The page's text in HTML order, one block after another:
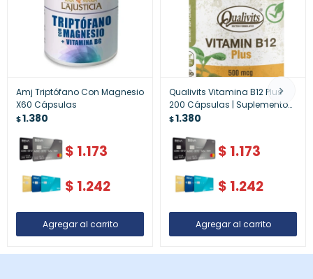
Amj Triptófano Con Magnesio
X60 Cápsulas
$1.380
$ 1.173
$ 1.242
Qualivits Vitamina B12 Plus
200 Cápsulas | Suplemento
Energético y Metabólico
$1.380
$ 1.173
$ 1.242